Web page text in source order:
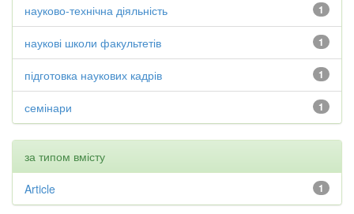
1
науково-технічна діяльність
1
наукові школи факультетів
1
підготовка наукових кадрів
1
семінари
за типом вмісту
1
Article